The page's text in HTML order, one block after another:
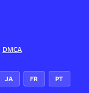
DMCA
JA FR PT